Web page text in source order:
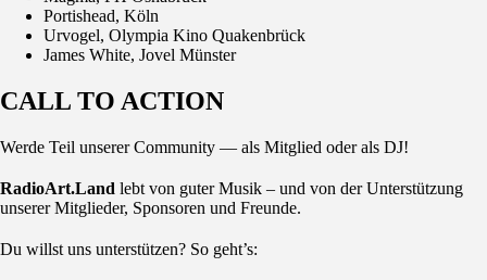
Portishead, Köln
Urvogel, Olympia Kino Quakenbrück
James White, Jovel Münster
CALL TO ACTION
Werde Teil unserer Community — als Mitglied oder als DJ!
RadioArt.Land lebt von guter Musik – und von der Unterstützung
unserer Mitglieder, Sponsoren und Freunde.
Du willst uns unterstützen? So geht’s: